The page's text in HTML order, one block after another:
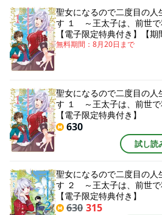
ていた。 そんなある日、リズは平民でありな
る。だが、彼女の前に“自分を裏切った前世
なろう」発の大人気小説がコミックになっ
身分？ 平民です。でも二度目の人生は勝手
定特典付き！
聖女になるので二度目の人
す １ ～王太子は、前世で
【電子限定特典付き】【期
無料期間： 8月20日 まで
聖女になるので二度目の人
す １ ～王太子は、前世で
【電子限定特典付き】
630
試し読
聖女になるので二度目の人
す ２ ～王太子は、前世で
【電子限定特典付き】
630 315